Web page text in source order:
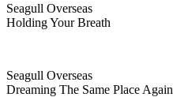
Seagull Overseas
Holding Your Breath
Seagull Overseas
Dreaming The Same Place Again